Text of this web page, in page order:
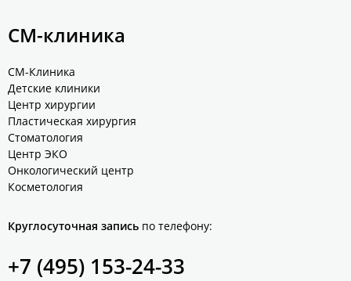
СМ-клиника
СМ-Клиника
Детские клиники
Центр хирургии
Пластическая хирургия
Стоматология
Центр ЭКО
Онкологический центр
Косметология
Круглосуточная запись по телефону:
+7 (495) 153-24-33